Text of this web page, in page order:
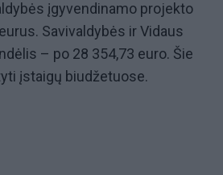
įgyvendinamo projekto
Savivaldybės ir Vidaus
– po 28 354,73 euro. Šie
įstaigų biudžetuose.